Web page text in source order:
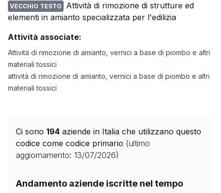
VECCHIO TESTO
Attività di rimozione di strutture ed
elementi in amianto specializzata per l'edilizia
Attività associate:
Attività di rimozione di amianto, vernici a base di piombo e altri
materiali tossici
attività di rimozione di amianto, vernici a base di piombo e altri
materiali tossici
Ci sono 194 aziende in Italia che utilizzano questo
codice come codice primario (ultimo
aggiornamento: 13/07/2026)
Andamento aziende iscritte nel tempo
Storico numero di aziende con codice ATECO